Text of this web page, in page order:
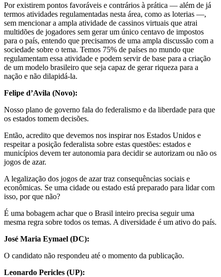
Por existirem pontos favoráveis e contrários à prática — além de já
termos atividades regulamentadas nesta área, como as loterias —,
sem mencionar a ampla atividade de cassinos virtuais que atrai
multidões de jogadores sem gerar um único centavo de impostos
para o país, entendo que precisamos de uma ampla discussão com a
sociedade sobre o tema. Temos 75% de países no mundo que
regulamentam essa atividade e podem servir de base para a criação
de um modelo brasileiro que seja capaz de gerar riqueza para a
nação e não dilapidá-la.
Felipe d’Avila (Novo):
Nosso plano de governo fala do federalismo e da liberdade para que
os estados tomem decisões.
Então, acredito que devemos nos inspirar nos Estados Unidos e
respeitar a posição federalista sobre estas questões: estados e
municípios devem ter autonomia para decidir se autorizam ou não os
jogos de azar.
A legalização dos jogos de azar traz consequências sociais e
econômicas. Se uma cidade ou estado está preparado para lidar com
isso, por que não?
É uma bobagem achar que o Brasil inteiro precisa seguir uma
mesma regra sobre todos os temas. A diversidade é um ativo do país.
José Maria Eymael (DC):
O candidato não respondeu até o momento da publicação.
Leonardo Pericles (UP):